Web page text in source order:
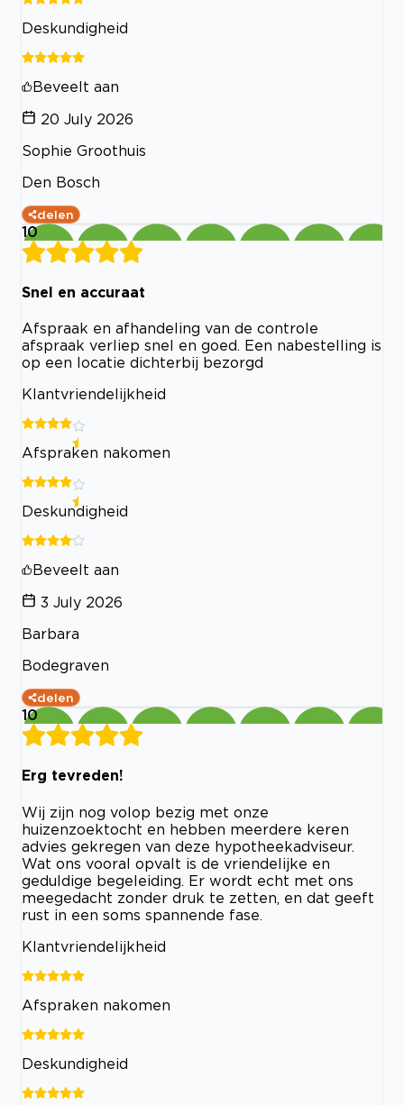
Deskundigheid
Beveelt aan
20 July 2026
Sophie Groothuis
Den Bosch
delen
10
Snel en accuraat
Afspraak en afhandeling van de controle
afspraak verliep snel en goed. Een nabestelling is
op een locatie dichterbij bezorgd
Klantvriendelijkheid
Afspraken nakomen
Deskundigheid
Beveelt aan
3 July 2026
Barbara
Bodegraven
delen
10
Erg tevreden!
Wij zijn nog volop bezig met onze
huizenzoektocht en hebben meerdere keren
advies gekregen van deze hypotheekadviseur.
Wat ons vooral opvalt is de vriendelijke en
geduldige begeleiding. Er wordt echt met ons
meegedacht zonder druk te zetten, en dat geeft
rust in een soms spannende fase.
Klantvriendelijkheid
Afspraken nakomen
Deskundigheid